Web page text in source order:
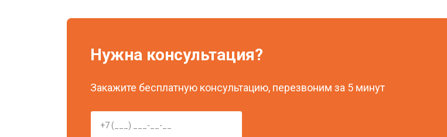
Нужна консультация?
Закажите бесплатную консультацию, перезвоним за 5 минут